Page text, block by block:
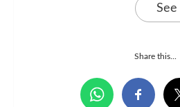
Share this...